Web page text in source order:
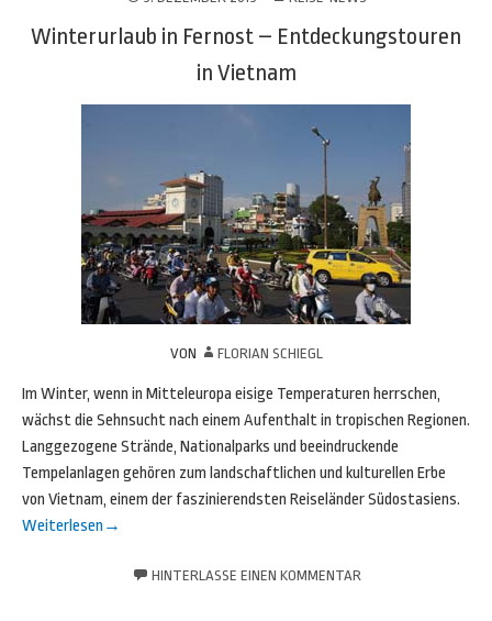
Winterurlaub in Fernost – Entdeckungstouren
in Vietnam
VON FLORIAN SCHIEGL
Im Winter, wenn in Mitteleuropa eisige Temperaturen herrschen,
wächst die Sehnsucht nach einem Aufenthalt in tropischen Regionen.
Langgezogene Strände, Nationalparks und beeindruckende
Tempelanlagen gehören zum landschaftlichen und kulturellen Erbe
von Vietnam, einem der faszinierendsten Reiseländer Südostasiens.
Weiterlesen →
HINTERLASSE EINEN KOMMENTAR